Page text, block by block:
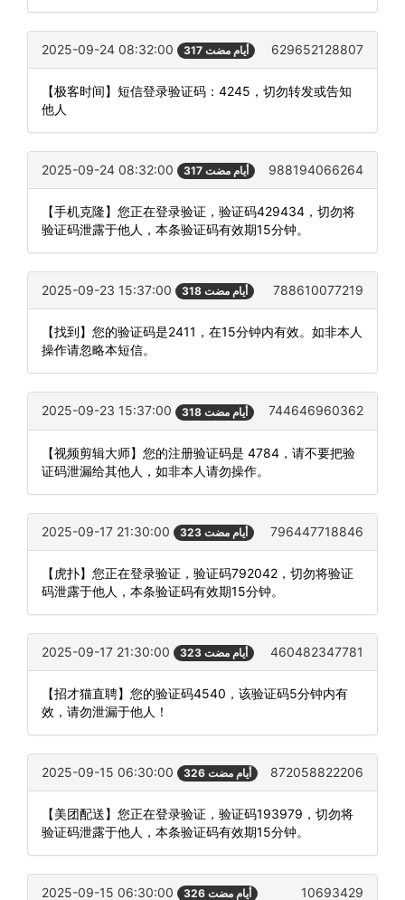
2025-09-24 08:32:00 317 أيام مضت 629652128807
【极客时间】短信登录验证码：4245，切勿转发或告知
他人
2025-09-24 08:32:00 317 أيام مضت 988194066264
【手机克隆】您正在登录验证，验证码429434，切勿将
验证码泄露于他人，本条验证码有效期15分钟。
2025-09-23 15:37:00 318 أيام مضت 788610077219
【找到】您的验证码是2411，在15分钟内有效。如非本人
操作请忽略本短信。
2025-09-23 15:37:00 318 أيام مضت 744646960362
【视频剪辑大师】您的注册验证码是 4784，请不要把验
证码泄漏给其他人，如非本人请勿操作。
2025-09-17 21:30:00 323 أيام مضت 796447718846
【虎扑】您正在登录验证，验证码792042，切勿将验证
码泄露于他人，本条验证码有效期15分钟。
2025-09-17 21:30:00 323 أيام مضت 460482347781
【招才猫直聘】您的验证码4540，该验证码5分钟内有
效，请勿泄漏于他人！
2025-09-15 06:30:00 326 أيام مضت 872058822206
【美团配送】您正在登录验证，验证码193979，切勿将
验证码泄露于他人，本条验证码有效期15分钟。
2025-09-15 06:30:00 326 أيام مضت 10693429